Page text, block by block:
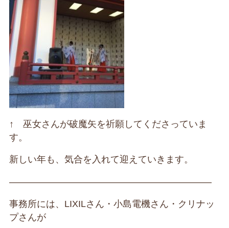
↑ 巫女さんが破魔矢を祈願してくださっていま
す。
新しい年も、気合を入れて迎えていきます。
——————————————————————
事務所には、LIXILさん・小島電機さん・クリナッ
プさんが